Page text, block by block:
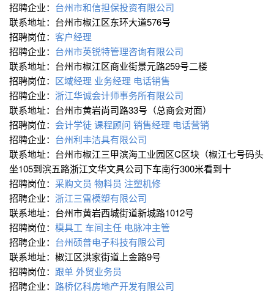
招聘企业： 台州市和信担保投资有限公司
联系地址：台州市椒江区东环大道576号
招聘岗位： 客户经理
招聘企业： 台州市英锐特管理咨询有限公司
联系地址：台州市椒江区商业街景元路259号二楼
招聘岗位： 区域经理 业务经理 电话销售
招聘企业： 浙江华诚会计师事务所有限公司
联系地址：台州市黄岩尚司路33号（总商会对面）
招聘岗位： 会计学徒课程顾问 销售经理 电话营销
招聘企业： 台州利丰洁具有限公司
联系地址：台州市椒江三甲滨海工业园区C区块（椒江七号码头
坐105到滨五路浙江文华文具公司下车南行300米看到十
招聘岗位： 采购文员 物料员 注塑机修
招聘企业： 浙江三雷模塑有限公司
联系地址：台州市黄岩西城街道新城路1012号
招聘岗位： 模具工 车间主任 电脉冲主管
招聘企业： 台州硕普电子科技有限公司
联系地址：椒江区洪家街道上金路9号
招聘岗位： 跟单外贸业务员
招聘企业： 路桥亿科房地产开发有限公司